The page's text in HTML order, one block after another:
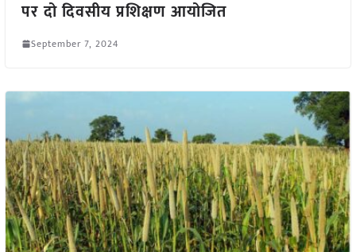
पर दो दिवसीय प्रशिक्षण आयोजित
September 7, 2024